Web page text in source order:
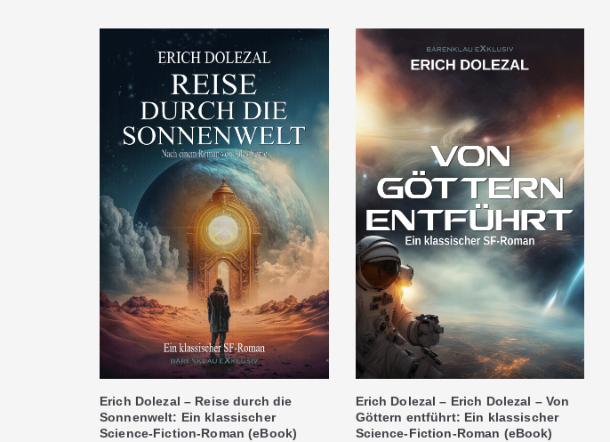
Erich Dolezal – Reise durch die
Sonnenwelt: Ein klassischer
Science-Fiction-Roman (eBook)
Erich Dolezal – Erich Dolezal – Von
Göttern entführt: Ein klassischer
Science-Fiction-Roman (eBook)